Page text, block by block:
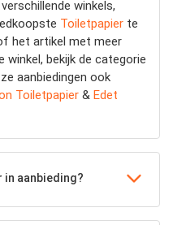
winkels,
Toiletpapier te
het artikel met meer
winkel, bekijk de categorie
aanbiedingen ook
Toiletpapier & Edet
in aanbieding?